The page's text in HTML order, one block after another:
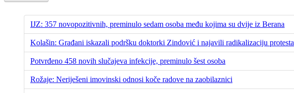
IJZ: 357 novopozitivnih, preminulo sedam osoba među kojima su dvije iz Berana
Kolašin: Građani iskazali podršku doktorki Zindović i najavili radikalizaciju protesta
Potvrđeno 458 novih slučajeva infekcije, preminulo šest osoba
Rožaje: Neriješeni imovinski odnosi koče radove na zaobilaznici